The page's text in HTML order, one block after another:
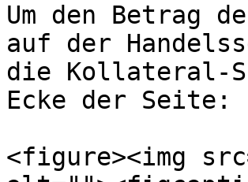
Um den Betrag
auf der
die Kollateral-
Ecke der Seite:
<figure><img